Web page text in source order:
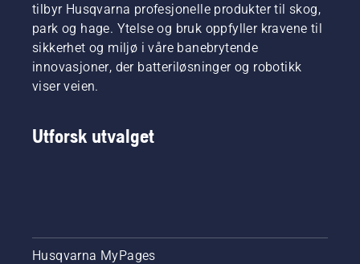
tilbyr Husqvarna profesjonelle produkter til skog,
park og hage. Ytelse og bruk oppfyller kravene til
sikkerhet og miljø i våre banebrytende
innovasjoner, der batteriløsninger og robotikk
viser veien.
Utforsk utvalget
Husqvarna MyPages